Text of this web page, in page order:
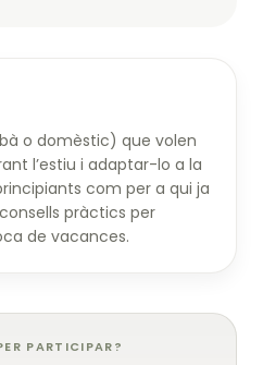
o domèstic) que volen
l’estiu i adaptar-lo a la
com per a qui ja
pràctics per
de vacances.
PARTICIPAR?